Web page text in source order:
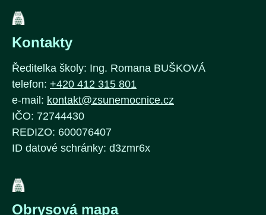
Kontakty
Ředitelka školy: Ing. Romana BUŠKOVÁ
telefon: +420 412 315 801
e-mail: kontakt@zsunemocnice.cz
IČO: 72744430
REDIZO: 600076407
ID datové schránky: d3zmr6x
Obrysová mapa